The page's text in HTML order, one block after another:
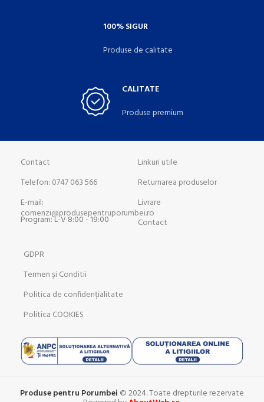
100% SIGUR
Produse de calitate
CALITATE
Produse premium
Contact
Telefon: 0747 063 566
E-mail:
comenzi@produsepentruporumbei.ro
Program: L-V 8:00 - 19:00
Linkuri utile
Returnarea produselor
Livrare
Contact
GDPR
Termen și Conditii
Politica de confidențialitate
Politica COOKIES
Produse pentru Porumbei © 2024. Toate drepturile rezervate